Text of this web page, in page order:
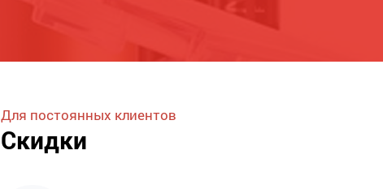
Для постоянных клиентов
Скидки